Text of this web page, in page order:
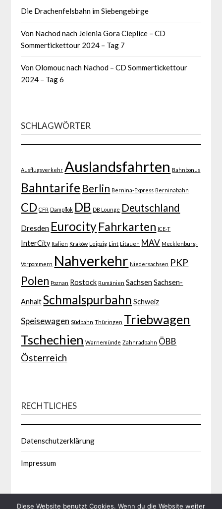
Die Drachenfelsbahn im Siebengebirge
Von Nachod nach Jelenia Gora Cieplice – CD
Sommertickettour 2024 – Tag 7
Von Olomouc nach Nachod – CD Sommertickettour
2024 – Tag 6
SCHLAGWÖRTER
Ausflugsverkehr Auslandsfahrten Bahnbonus
Bahntarife Berlin Bernina-Express Berninabahn
CD CFR Dampflok DB DB Lounge Deutschland
Dresden EurocityFahrkarten ICE-T
InterCity Italien Kraków Leipzig Lint Litauen MAV Mecklenburg-
Vorpommern Nahverkehr Niedersachsen PKP
Polen Poznan Rostock Rumänien Sachsen Sachsen-
Anhalt Schmalspurbahn Schweiz
Speisewagen Südbahn Thüringen Triebwagen
Tschechien Warnemünde Zahnradbahn ÖBB
Österreich
RECHTLICHES
Datenschutzerklärung
Impressum
Diese Website benutzt Cookies. Wenn du die Website weiter